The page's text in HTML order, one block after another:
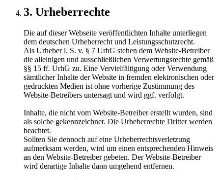
3. Urheberrechte
Die auf dieser Webseite veröffentlichten Inhalte unterliegen
dem deutschen Urheberrecht und Leistungsschutzrecht.
Als Urheber i. S. v. § 7 UrhG stehen dem Website-Betreiber
die alleinigen und ausschließlichen Verwertungsrechte gemäß
§§ 15 ff. UrhG zu. Eine Vervielfältigung oder Verwendung
sämtlicher Inhalte der Website in fremden elektronischen oder
gedruckten Medien ist ohne vorherige Zustimmung des
Website-Betreibers untersagt und wird ggf. verfolgt.
Inhalte, die nicht vom Website-Betreiber erstellt wurden, sind
als solche gekennzeichnet. Die Urheberrechte Dritter werden
beachtet.
Sollten Sie dennoch auf eine Urheberrechtsverletzung
aufmerksam werden, wird um einen entsprechenden Hinweis
an den Website-Betreiber gebeten. Der Website-Betreiber
wird derartige Inhalte dann umgehend entfernen.